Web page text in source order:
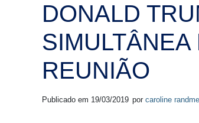
DONALD
REUNIÃO
Publicado em 19/03/2019 por caroline